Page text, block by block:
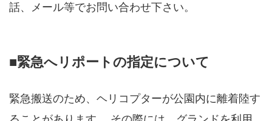
話、メール等でお問い合わせ下さい。
■緊急へリポートの指定について
緊急搬送のため、ヘリコプターが公園内に離着陸す